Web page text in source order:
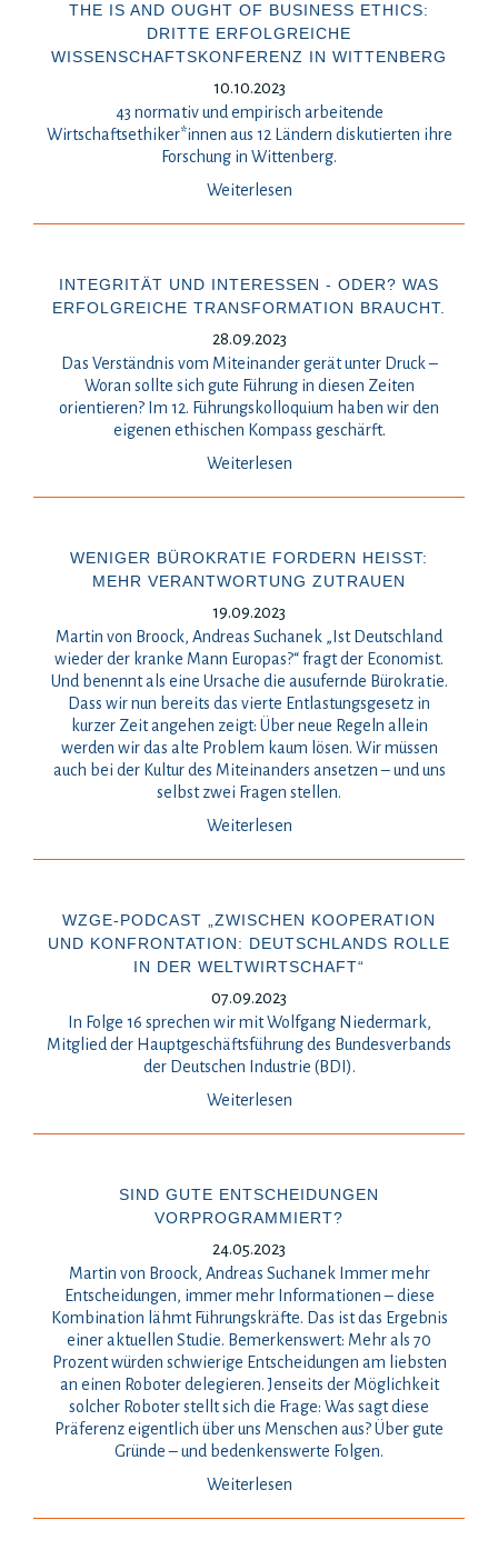
THE IS AND OUGHT OF BUSINESS ETHICS:
DRITTE ERFOLGREICHE
WISSENSCHAFTSKONFERENZ IN WITTENBERG
10.10.2023
43 normativ und empirisch arbeitende
Wirtschaftsethiker*innen aus 12 Ländern diskutierten ihre
Forschung in Wittenberg.
Weiterlesen
INTEGRITÄT UND INTERESSEN - ODER? WAS
ERFOLGREICHE TRANSFORMATION BRAUCHT.
28.09.2023
Das Verständnis vom Miteinander gerät unter Druck –
Woran sollte sich gute Führung in diesen Zeiten
orientieren? Im 12. Führungskolloquium haben wir den
eigenen ethischen Kompass geschärft.
Weiterlesen
WENIGER BÜROKRATIE FORDERN HEISST: M
EHR VERANTWORTUNG ZUTRAUEN
19.09.2023
Martin von Broock, Andreas Suchanek „Ist Deutschland
wieder der kranke Mann Europas?“ fragt der Economist.
Und benennt als eine Ursache die ausufernde Bürokratie.
Dass wir nun bereits das vierte Entlastungsgesetz in
kurzer Zeit angehen zeigt: Über neue Regeln allein
werden wir das alte Problem kaum lösen. Wir müssen
auch bei der Kultur des Miteinanders ansetzen – und uns
selbst zwei Fragen stellen.
Weiterlesen
WZGE-PODCAST „ZWISCHEN KOOPERATION
UND KONFRONTATION: DEUTSCHLANDS ROLLE
IN DER WELTWIRTSCHAFT“
07.09.2023
In Folge 16 sprechen wir mit Wolfgang Niedermark,
Mitglied der Hauptgeschäftsführung des Bundesverbands
der Deutschen Industrie (BDI).
Weiterlesen
SIND GUTE ENTSCHEIDUNGEN
VORPROGRAMMIERT?
24.05.2023
Martin von Broock, Andreas Suchanek Immer mehr
Entscheidungen, immer mehr Informationen – diese
Kombination lähmt Führungskräfte. Das ist das Ergebnis
einer aktuellen Studie. Bemerkenswert: Mehr als 70
Prozent würden schwierige Entscheidungen am liebsten
an einen Roboter delegieren. Jenseits der Möglichkeit
solcher Roboter stellt sich die Frage: Was sagt diese
Präferenz eigentlich über uns Menschen aus? Über gute
Gründe – und bedenkenswerte Folgen.
Weiterlesen